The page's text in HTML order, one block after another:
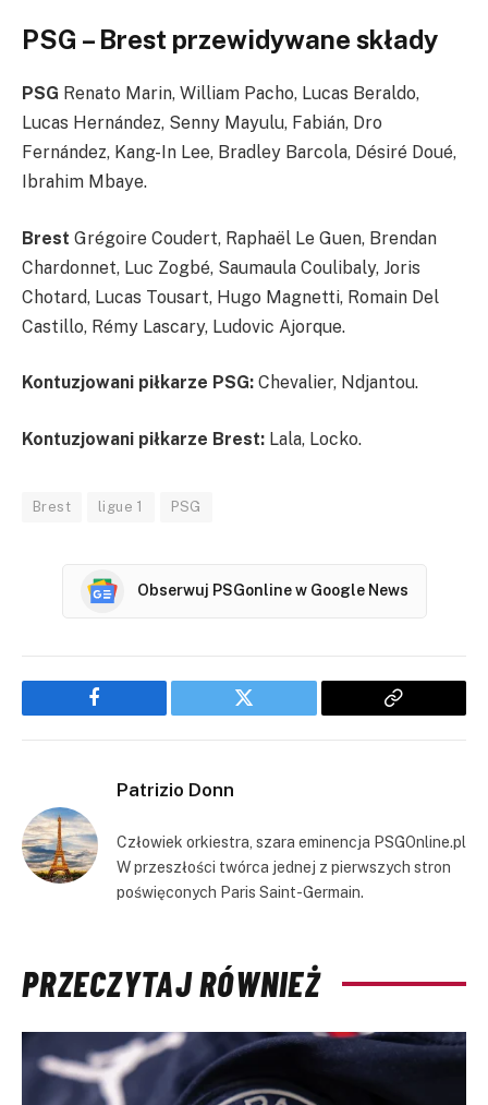
PSG – Brest przewidywane składy
PSG Renato Marin, William Pacho, Lucas Beraldo,
Lucas Hernández, Senny Mayulu, Fabián, Dro
Fernández, Kang-In Lee, Bradley Barcola, Désiré Doué,
Ibrahim Mbaye.
Brest Grégoire Coudert, Raphaël Le Guen, Brendan
Chardonnet, Luc Zogbé, Saumaula Coulibaly, Joris
Chotard, Lucas Tousart, Hugo Magnetti, Romain Del
Castillo, Rémy Lascary, Ludovic Ajorque.
Kontuzjowani piłkarze PSG: Chevalier, Ndjantou.
Kontuzjowani piłkarze Brest: Lala, Locko.
Brest ligue 1 PSG
Obserwuj PSGonline w Google News
Facebook Twitter
Copy
Patrizio Donn
Człowiek orkiestra, szara eminencja PSGOnline.pl
W przeszłości twórca jednej z pierwszych stron
poświęconych Paris Saint-Germain.
PRZECZYTAJ RÓWNIEŻ